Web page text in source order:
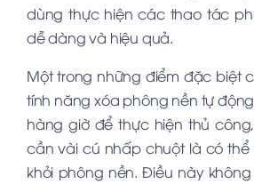
dùng thực hiện các thao tác
dễ dàng và hiệu quả.
Một trong những điểm đặc biệt
tính năng xóa phông nền tự
hàng giờ để thực hiện thủ
cần vài cú nhấp chuột là có
khỏi phông nền. Điều này